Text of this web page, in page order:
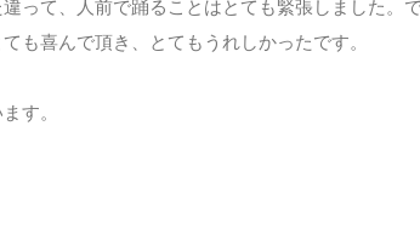
って、人前で踊ることはとても緊張しました。
も喜んで頂き、とてもうれしかったです。
す。